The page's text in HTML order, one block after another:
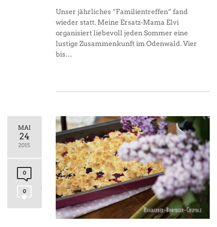
Unser jährliches “Familientreffen” fand
wieder statt. Meine Ersatz-Mama Elvi
organisiert liebevoll jeden Sommer eine
lustige Zusammenkunft im Odenwald. Vier
bis…
MAI
24
2015
0
0